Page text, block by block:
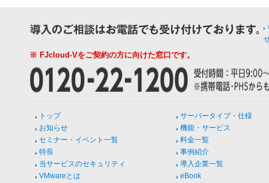
※ FJcloud-Vをご契約の方に向けた窓口です。
トップ
お知らせ
セミナー・イベント一覧
特長
当サービスのセキュリティ
VMwareとは
サーバータイプ・仕様
機能・サービス
料金一覧
事例紹介
導入企業一覧
eBook